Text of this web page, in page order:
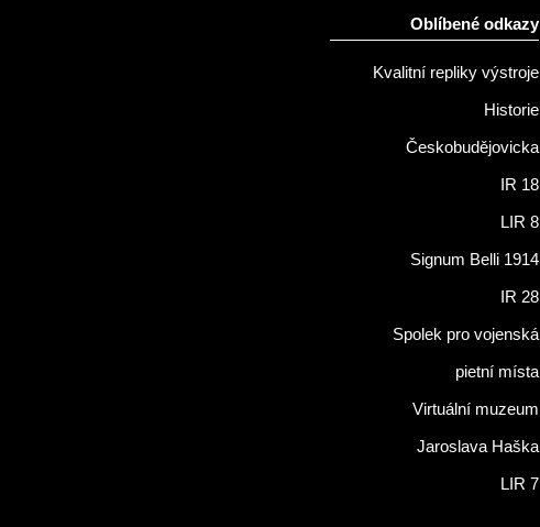
Oblíbené odkazy
Kvalitní repliky výstroje
Historie
Českobudějovicka
IR 18
LIR 8
Signum Belli 1914
IR 28
Spolek pro vojenská
pietní místa
Virtuální muzeum
Jaroslava Haška
LIR 7